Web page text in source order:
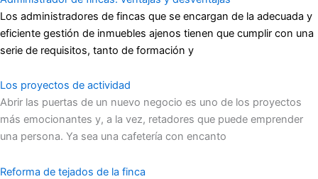
Los administradores de fincas que se encargan de la adecuada y
eficiente gestión de inmuebles ajenos tienen que cumplir con una
serie de requisitos, tanto de formación y
Los proyectos de actividad
Abrir las puertas de un nuevo negocio es uno de los proyectos
más emocionantes y, a la vez, retadores que puede emprender
una persona. Ya sea una cafetería con encanto
Reforma de tejados de la finca